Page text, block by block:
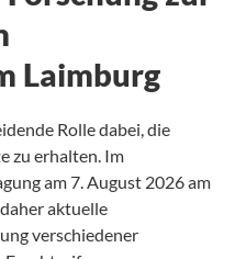
Laimburg
Rolle dabei, die
zu erhalten. Im
am 7. August 2026 am
aktuelle
verschiedener